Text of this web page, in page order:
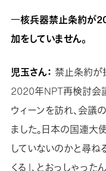
―核兵器禁止条約が
加をしていません。
児玉さん： 禁止条約が
2020年NPT再検討会
ウィーンを訪れ、会議
ました。日本の国連大
していないのかと尋ね
くる」、とおっしゃっ